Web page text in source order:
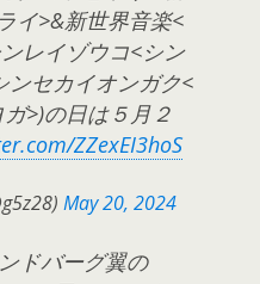
イ>&新世界音楽<
レイゾウコ<シン
ンセカイオンガク<
>)の日は５月２
ZZexEI3hoS
May 20, 2024
ドバーグ翼の